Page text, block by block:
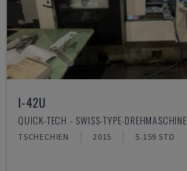
I-42U
QUICK-TECH - SWISS-TYPE-DREHMASCHINE
TSCHECHIEN 2015 5.159 STD